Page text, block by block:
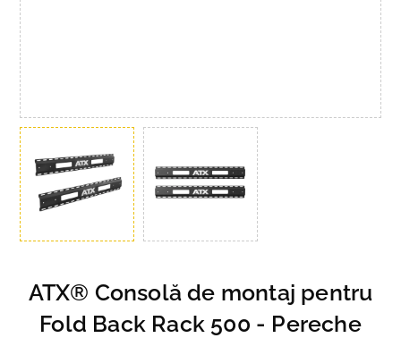
ATX® Consolă de montaj pentru
Fold Back Rack 500 - Pereche